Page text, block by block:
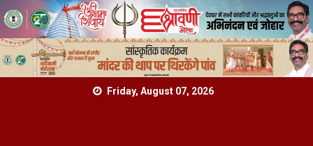
Friday, August 07, 2026